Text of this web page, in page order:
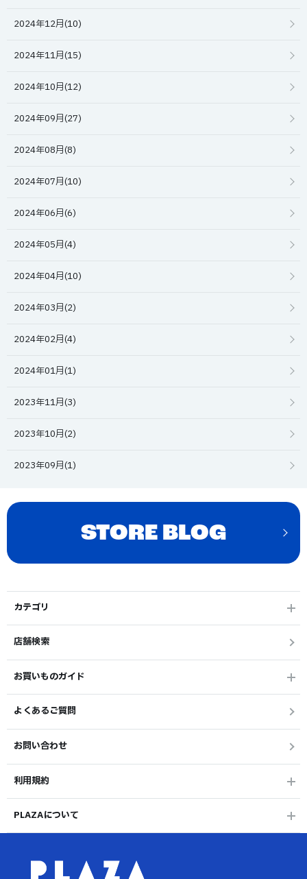
2024年12月(10)
2024年11月(15)
2024年10月(12)
2024年09月(27)
2024年08月(8)
2024年07月(10)
2024年06月(6)
2024年05月(4)
2024年04月(10)
2024年03月(2)
2024年02月(4)
2024年01月(1)
2023年11月(3)
2023年10月(2)
2023年09月(1)
STORE BLOG
カテゴリ
店舗検索
お買いものガイド
よくあるご質問
お問い合わせ
利用規約
PLAZAについて